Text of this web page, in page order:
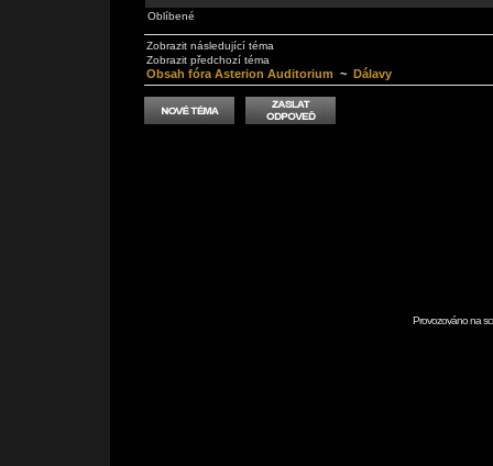
Oblíbené
Zobrazit následující téma
Zobrazit předchozí téma
Obsah fóra Asterion Auditorium ~ Dálavy
Provozováno na